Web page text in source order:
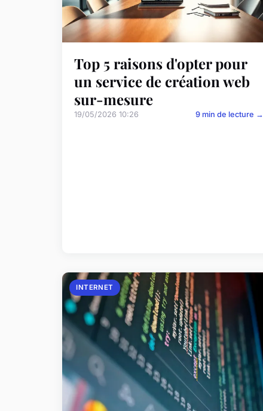
Top 5 raisons d'opter pour
un service de création web
sur-mesure
19/05/2026 10:26 9 min de lecture →
INTERNET